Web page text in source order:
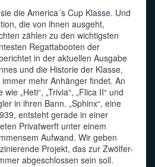
die America´s Cup Klasse. Und
die von ihnen ausgeht,
zählen zu den wichtigsten
Regattabooten der
in der aktuellen Ausgabe
und die Historie der Klasse,
mehr Anhänger findet. An
„Heti“, „Trivia“, „Flica II“ und
in ihren Bann. „Sphinx“, eine
entsteht gerade in einer
Privatwerft unter einem
Aufwand. Wir geben
Projekt, das zur Zwölfer-
abgeschlossen sein soll.